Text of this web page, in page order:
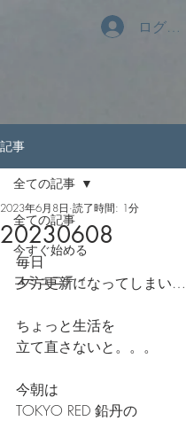
ログイン
記事
全ての記事
今すぐ始める
コミュニティ
全ての記事
20230608
2023年6月8日 読了時間: 1分
毎日
夕方更新になってしまい…
ちょっと生活を
立て直さないと。。。
今朝は
TOKYO RED 鉛丹の